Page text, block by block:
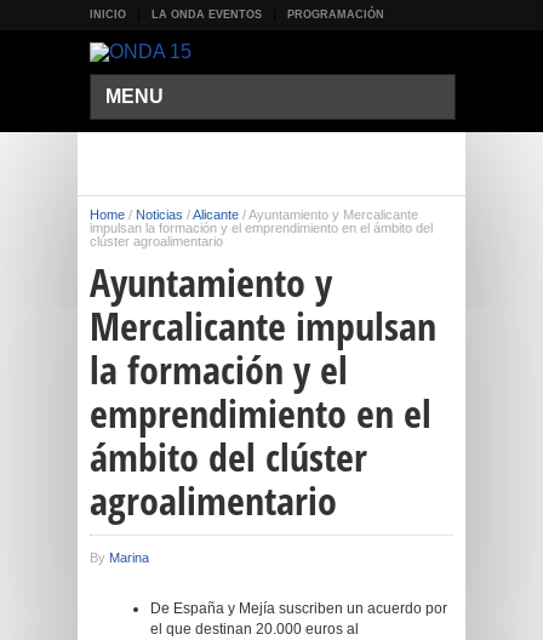
INICIO LA ONDA EVENTOS PROGRAMACIÓN
MENU
Home / Noticias /Alicante /Ayuntamiento y Mercalicante
impulsan la formación y el emprendimiento en el ámbito del
clúster agroalimentario
Ayuntamiento y
Mercalicante impulsan
la formación y el
emprendimiento en el
ámbito del clúster
agroalimentario
By Marina
De España y Mejía suscriben un acuerdo por
el que destinan 20.000 euros al